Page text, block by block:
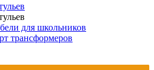
для школьников
трансформеров